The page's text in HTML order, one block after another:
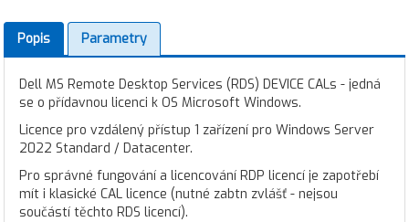
Popis Parametry
Dell MS Remote Desktop Services (RDS) DEVICE CALs - jedná
se o přídavnou licenci k OS Microsoft Windows.
Licence pro vzdálený přístup 1 zařízení pro Windows Server
2022 Standard / Datacenter.
Pro správné fungování a licencování RDP licencí je zapotřebí
mít i klasické CAL licence (nutné zabtn zvlášť - nejsou
součástí těchto RDS licencí).